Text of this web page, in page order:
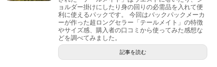
ョルダー掛けにしたり身の回りの必需品を入れて便
利に使えるパックです。 今回はバックパックメーカ
ーが作った超ロングセラー「テールメイト」の特徴
やサイズ感、購入者の口コミから使ってみた感想な
どを調べてみました。
記事を読む